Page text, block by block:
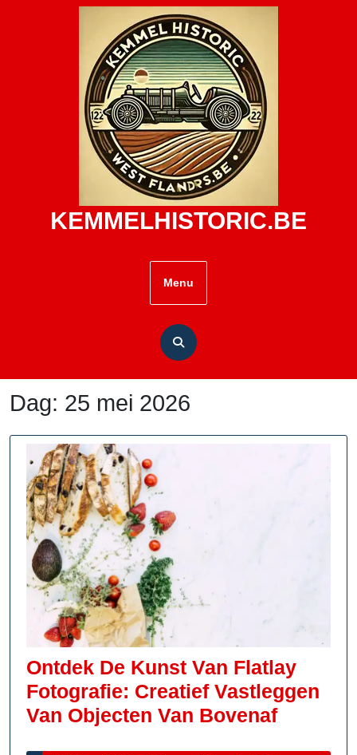
KEMMELHISTORIC.BE
Menu
Dag: 25 mei 2026
Ontdek De Kunst Van Flatlay
Fotografie: Creatief Vastleggen
Van Objecten Van BovenafOntdek